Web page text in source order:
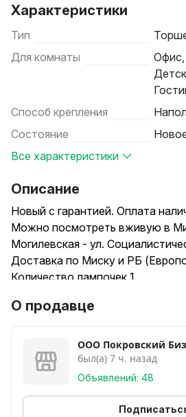
Характеристики
Тип
Для комнаты
Офис,
Способ крепления
Состояние
Все характеристики
Описание
Новый с гарантией. Оплата
Можно посмотреть вживую в
Могилевская - ул.
Доставка по Миску и РБ
Количество лампочек 1
мм
Цвет каркаса Белый
Артикул 1053/1-Белый+Натураль
Материал плафона / абажура
Поставляется без ламп
Цвет плафона / абажура
О продавце
ООО Покровский
был(а) 7 ч. назад
Объявлений: 48